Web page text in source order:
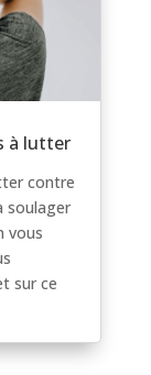
à lutter
contre
soulager
vous
sur ce